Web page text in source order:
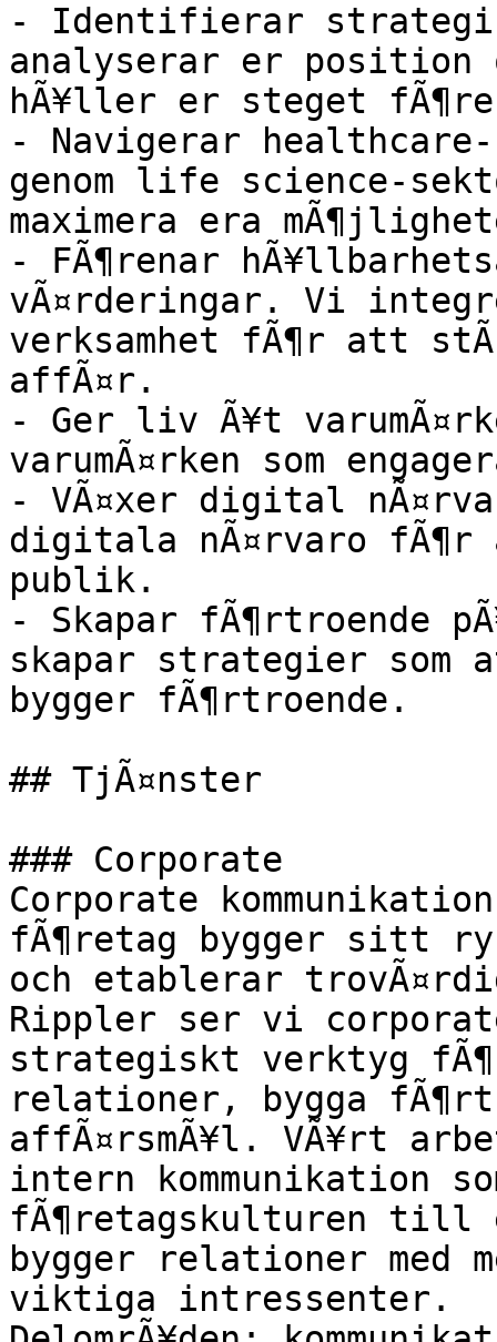
- Identifierar
analyserar er position
hÃ¥ller er steget
- Navigerar
genom life science-
maximera era
- FÃ¶renar
vÃ¤rderingar. Vi
verksamhet fÃ¶r att
affÃ¤r.
- Ger liv Ã¥t
varumÃ¤rken som
- VÃ¤xer digital
digitala nÃ¤rvaro fÃ¶r
publik.
- Skapar fÃ¶rtroende
skapar strategier som
bygger fÃ¶rtroende.
## TjÃ¤nster
### Corporate
Corporate
fÃ¶retag bygger sitt
och etablerar
Rippler ser vi
strategiskt verktyg
relationer, bygga
affÃ¤rsmÃ¥l. VÃ¥rt
intern kommunikation
fÃ¶retagskulturen till
bygger relationer med
viktiga intressenter.